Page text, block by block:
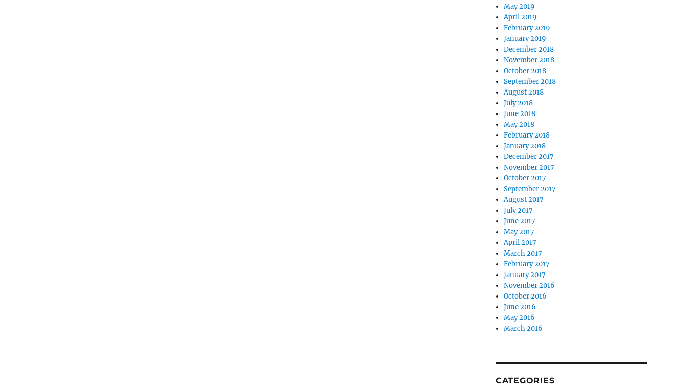
May 2019
April 2019
February 2019
January 2019
December 2018
November 2018
October 2018
September 2018
August 2018
July 2018
June 2018
May 2018
February 2018
January 2018
December 2017
November 2017
October 2017
September 2017
August 2017
July 2017
June 2017
May 2017
April 2017
March 2017
February 2017
January 2017
November 2016
October 2016
June 2016
May 2016
March 2016
CATEGORIES